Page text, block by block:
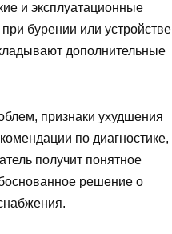
и эксплуатационные
бурении или устройстве
дополнительные
признаки ухудшения
по диагностике,
получит понятное
решение о